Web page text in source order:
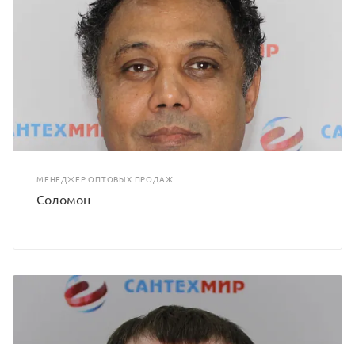
МЕНЕДЖЕР ОПТОВЫХ ПРОДАЖ
Соломон